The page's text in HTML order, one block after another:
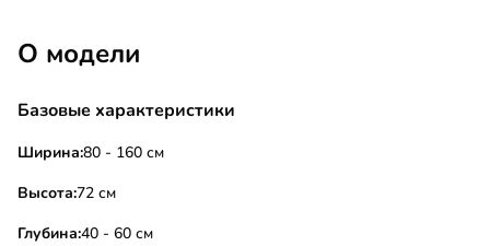
О модели
Базовые характеристики
Ширина:80 - 160 см
Высота:72 см
Глубина:40 - 60 см